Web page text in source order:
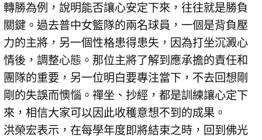
轉勝為例，說明能否讓心安定下來，往往就是勝負
關鍵。過去普中女籃隊的兩名球員，一個是背負壓
力的主將，另一個性格患得患失，因為打坐沉澱心
情後，調整心態。那位主將了解到應承擔的責任和
團隊的重要，另一位明白要專注當下，不去回想剛
剛的失誤而懊惱。禪坐、抄經，都是訓練讓心定下
來，相信大家可以因此收穫意想不到的成果。
洪榮宏表示，在每學年度即將結束之時，回到佛光